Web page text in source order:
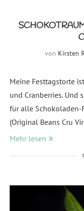
von Kirsten
Meine Festtagstorte
und Cranberries. Und
für alle Schokoladen-
(Original Beans Cru
Mehr lesen